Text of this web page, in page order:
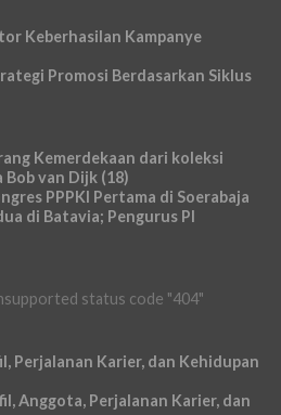
Keberhasilan Kampanye
Promosi Berdasarkan Siklus
Kemerdekaan dari koleksi
van Dijk (18)
PPPKI Pertama di Soerabaja
di Batavia; Pengurus PI
status code "404"
Perjalanan Karier, dan Kehidupan
Anggota, Perjalanan Karier, dan